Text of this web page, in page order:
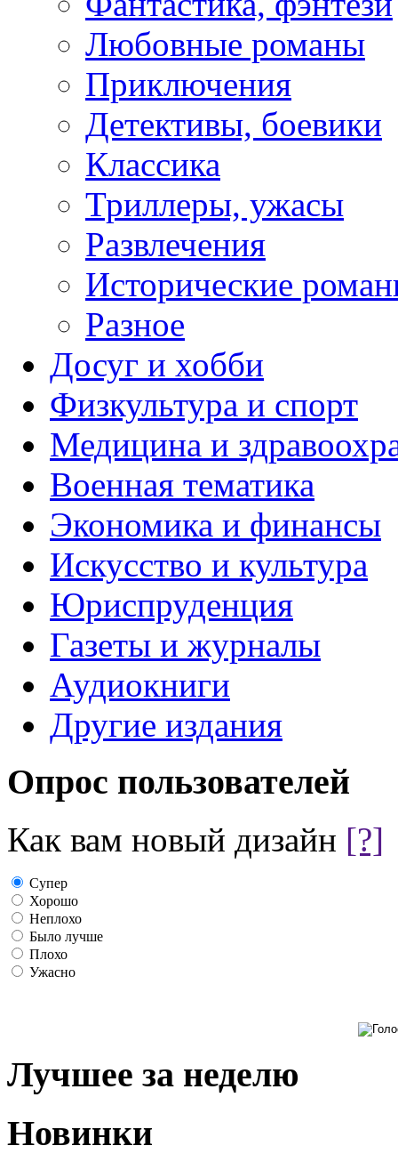
Любовные романы
Приключения
Детективы, боевики
Классика
Триллеры, ужасы
Развлечения
Исторические
Разное
Досуг и хобби
Физкультура и спорт
Медицина и
Военная тематика
Экономика и финансы
Искусство и культура
Юриспруденция
Газеты и журналы
Аудиокниги
Другие издания
Опрос пользователей
Как вам новый дизайн [?]
Супер
Хорошо
Неплохо
Было лучше
Плохо
Ужасно
Лучшее за неделю
Новинки